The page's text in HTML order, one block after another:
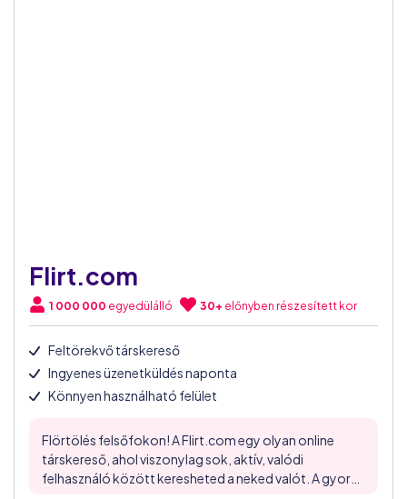
Flirt.com
1 000 000 egyedülálló 30+ előnyben részesített kor
Feltörekvő társkereső
Ingyenes üzenetküldés naponta
Könnyen használható felület
Flörtölés felsőfokon! A Flirt.com egy olyan online
társkereső, ahol viszonylag sok, aktív, valódi
felhasználó között keresheted a neked valót. A gyors